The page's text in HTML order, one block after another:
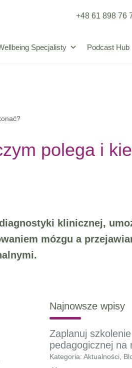
+48 61 898 76
Specjalisty Podcast Hub
polega i
klinicznej,
mózgu a
Najnowsze wpisy
Zaplanuj
pedagogicznej na
Kategoria: Aktualności,